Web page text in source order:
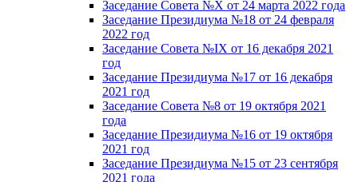
Заседание Совета №X от 24 марта 2022 года
Заседание Президиума №18 от 24 февраля
2022 год
Заседание Совета №IX от 16 декабря 2021
год
Заседание Президиума №17 от 16 декабря
2021 год
Заседание Совета №8 от 19 октября 2021
года
Заседание Президиума №16 от 19 октября
2021 год
Заседание Президиума №15 от 23 сентября
2021 года